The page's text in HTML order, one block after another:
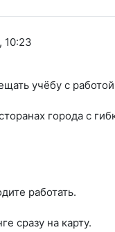
10:23
учёбу с
города с
работать.
сразу на карту.